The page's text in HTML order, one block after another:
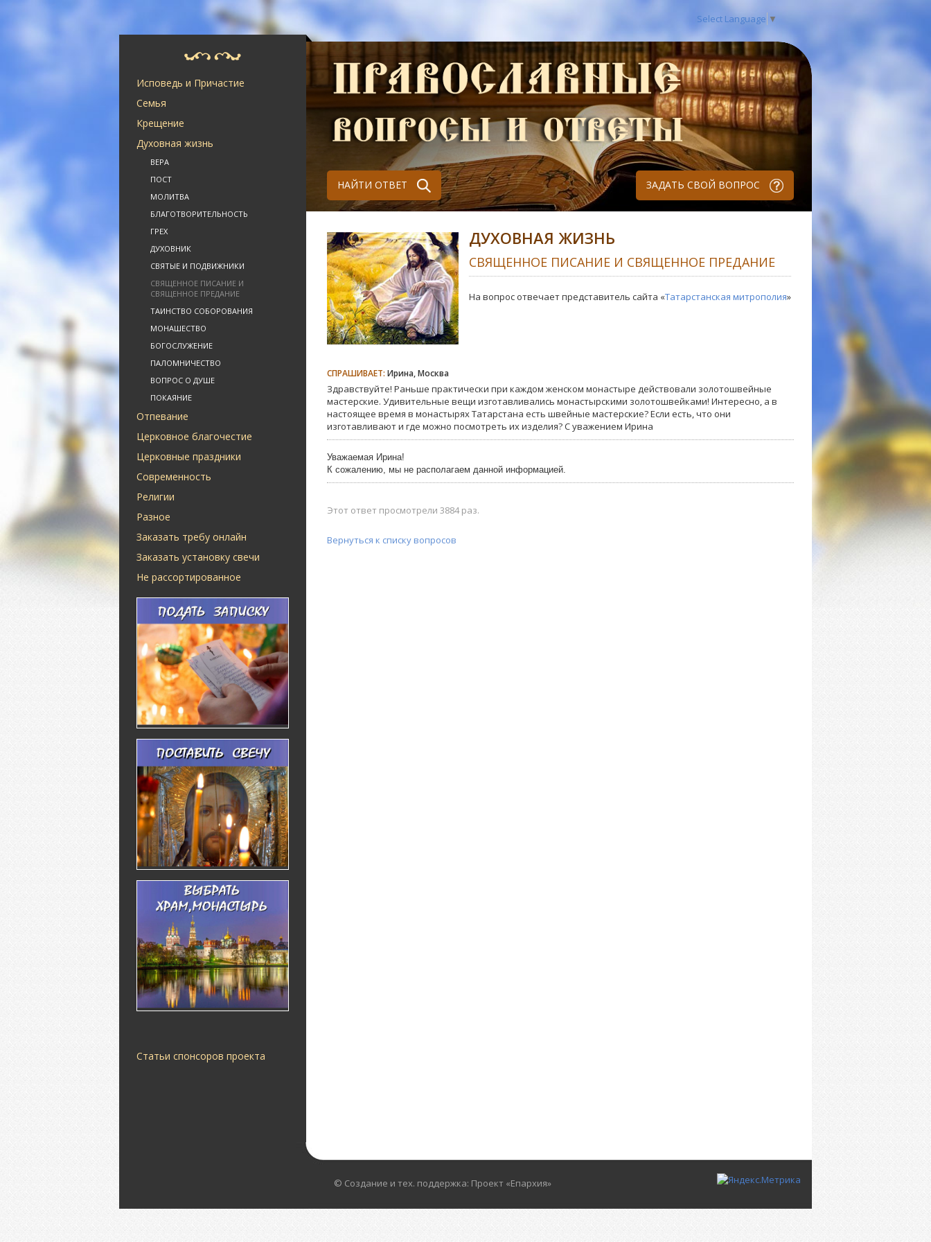
Select Language ▼
Исповедь и Причастие
Семья
Крещение
Духовная жизнь
ВЕРА
ПОСТ
МОЛИТВА
БЛАГОТВОРИТЕЛЬНОСТЬ
ГРЕХ
ДУХОВНИК
СВЯТЫЕ И ПОДВИЖНИКИ
СВЯЩЕННОЕ ПИСАНИЕ И
СВЯЩЕННОЕ ПРЕДАНИЕ
ТАИНСТВО СОБОРОВАНИЯ
МОНАШЕСТВО
БОГОСЛУЖЕНИЕ
ПАЛОМНИЧЕСТВО
ВОПРОС О ДУШЕ
ПОКАЯНИЕ
Отпевание
Церковное благочестие
Церковные праздники
Современность
Религии
Разное
Заказать требу онлайн
Заказать установку свечи
Не рассортированное
Статьи спонсоров проекта
НАЙТИ ОТВЕТ ЗАДАТЬ СВОЙ ВОПРОС
ДУХОВНАЯ ЖИЗНЬ
СВЯЩЕННОЕ ПИСАНИЕ И СВЯЩЕННОЕ ПРЕДАНИЕ
На вопрос отвечает представитель сайта «Татарстанская митрополия»
СПРАШИВАЕТ: Ирина, Москва
Здравствуйте! Раньше практически при каждом женском монастыре действовали золотошвейные
мастерские. Удивительные вещи изготавливались монастырскими золотошвейками! Интересно, а в
настоящее время в монастырях Татарстана есть швейные мастерские? Если есть, что они
изготавливают и где можно посмотреть их изделия? С уважением Ирина
Уважаемая Ирина!
К сожалению, мы не располагаем данной информацией.
Этот ответ просмотрели 3884 раз.
Вернуться к списку вопросов
© Создание и тех. поддержка: Проект «Епархия»